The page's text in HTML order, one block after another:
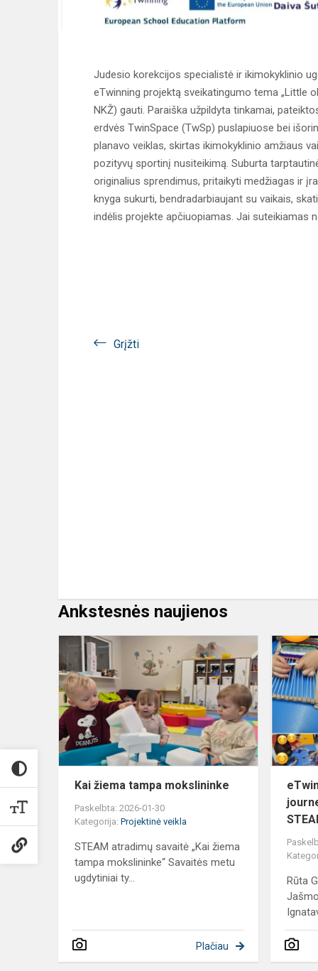
Judesio korekcijos specialistė ir ikimokyklinio
eTwinning projektą sveikatingumo tema „Little
NKŽ) gauti. Paraiška užpildyta tinkamai,
erdvės TwinSpace (TwSp) puslapiuose bei
planavo veiklas, skirtas ikimokyklinio amžiaus
pozityvų sportinį nusiteikimą. Suburta
originalius sprendimus, pritaikyti medžiagas ir
knyga sukurti, bendradarbiaujant su vaikais,
indėlis projekte apčiuopiamas. Jai suteikiamas
Grįžti
Ankstesnės naujienos
Kai
žiema
tampa
mokslininke
Kai žiema tampa mokslininke
Paskelbta: 2026-01-30
Kategorija: Projektinė veikla
STEAM atradimų savaitė „Kai žiema
tampa mokslininke“ Savaitės metu
ugdytiniai ty...
Plačiau
Rūta